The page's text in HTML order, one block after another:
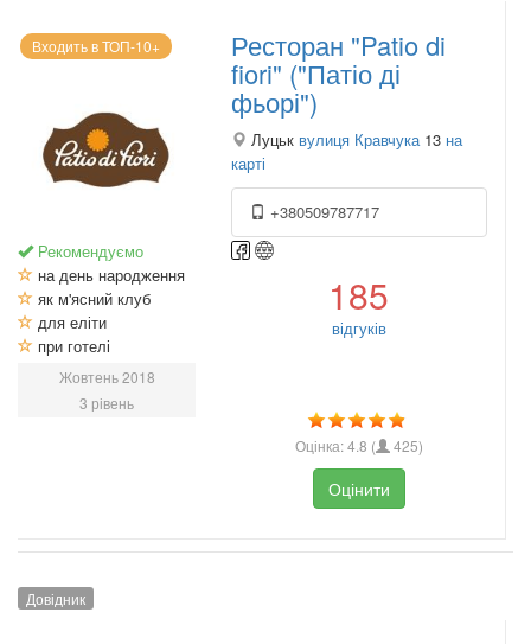
Входить в ТОП-10+
Рекомендуємо
на день народження
як м'ясний клуб
для еліти
при готелі
Жовтень 2018
3 рівень
Ресторан "Patio di
fiori" ("Патіо ді
фьорі")
Луцьк вулиця Кравчука 13 на
карті
+380509787717
185
відгуків
Оцінка:4.8 ( 425)
Оцінити
Довідник